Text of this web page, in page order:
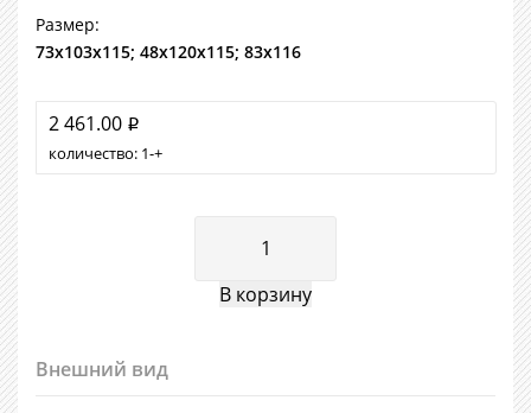
Размер:
73х103х115; 48х120х115; 83х116
2 461.00 i
количество: 1 +
Внешний вид